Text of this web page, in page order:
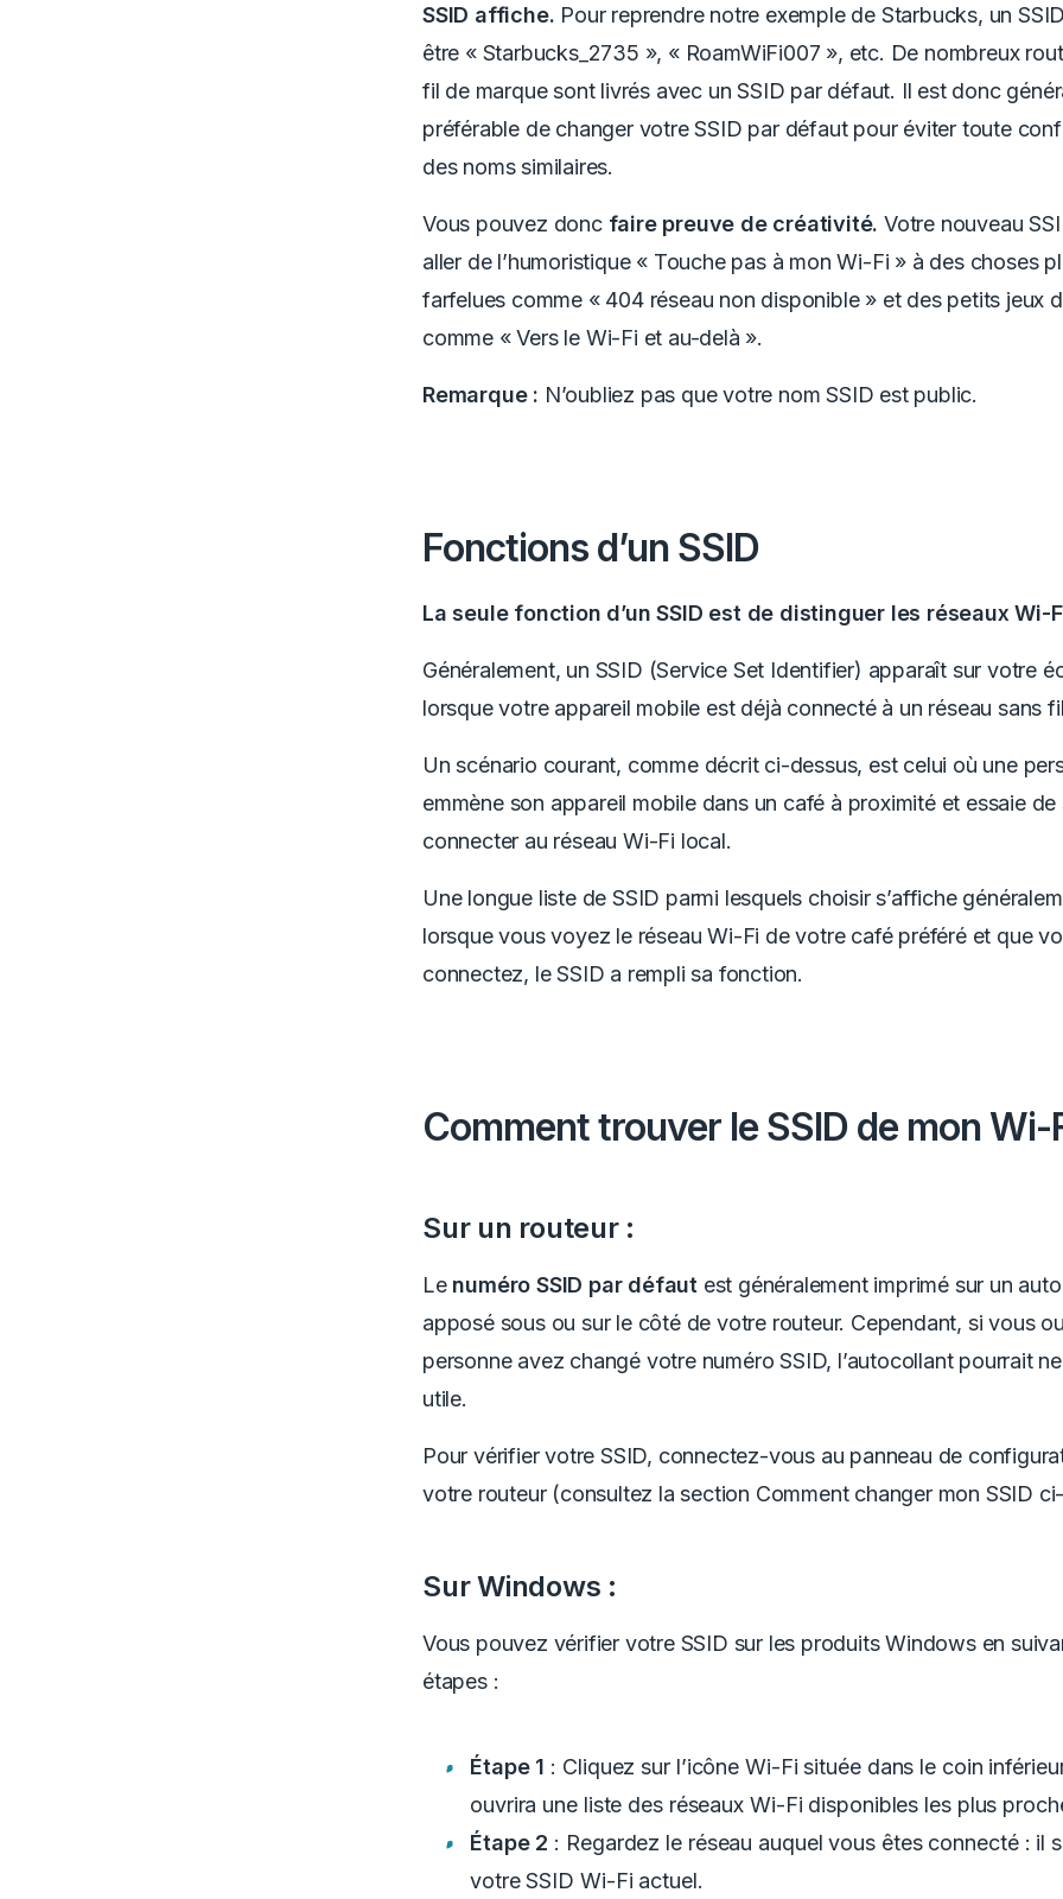
SSID affiche. Pour reprendre notre exemple de Starbucks, un
être « Starbucks_2735 », « RoamWiFi007 », etc. De nombreux
fil de marque sont livrés avec un SSID par défaut. Il est donc
préférable de changer votre SSID par défaut pour éviter toute
des noms similaires.
Vous pouvez donc faire preuve de créativité. Votre nouveau
aller de l’humoristique « Touche pas à mon Wi-Fi » à des choses
farfelues comme « 404 réseau non disponible » et des petits jeux
comme « Vers le Wi-Fi et au-delà ».
Remarque : N’oubliez pas que votre nom SSID est public.
Fonctions d’un SSID
La seule fonction d’un SSID est de distinguer les réseaux Wi-
Généralement, un SSID (Service Set Identifier) apparaît sur votre
lorsque votre appareil mobile est déjà connecté à un réseau sans
Un scénario courant, comme décrit ci-dessus, est celui où une
emmène son appareil mobile dans un café à proximité et essaie de
connecter au réseau Wi-Fi local.
Une longue liste de SSID parmi lesquels choisir s’affiche
lorsque vous voyez le réseau Wi-Fi de votre café préféré et que
connectez, le SSID a rempli sa fonction.
Comment trouver le SSID de mon Wi-
Sur un routeur :
Le numéro SSID par défaut est généralement imprimé sur un
apposé sous ou sur le côté de votre routeur. Cependant, si vous
personne avez changé votre numéro SSID, l’autocollant pourrait
utile.
Pour vérifier votre SSID, connectez-vous au panneau de
votre routeur (consultez la section Comment changer mon SSID
Sur Windows :
Vous pouvez vérifier votre SSID sur les produits Windows en
étapes :
Étape 1 : Cliquez sur l’icône Wi-Fi située dans le coin
ouvrira une liste des réseaux Wi-Fi disponibles les plus
Étape 2 : Regardez le réseau auquel vous êtes connecté : il
votre SSID Wi-Fi actuel.